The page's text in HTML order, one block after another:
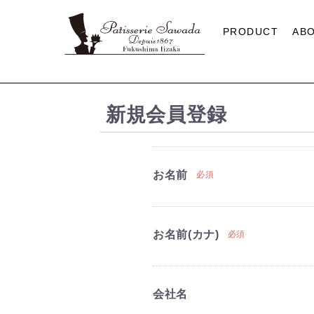
PRODUCT
新規会員登録
お名前 必須
お名前(カナ) 必須
会社名